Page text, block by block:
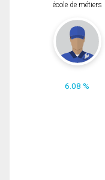
école de métiers
6.08 %